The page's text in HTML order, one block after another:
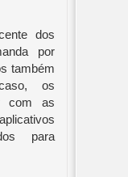
dos
por
também
os
com as
para